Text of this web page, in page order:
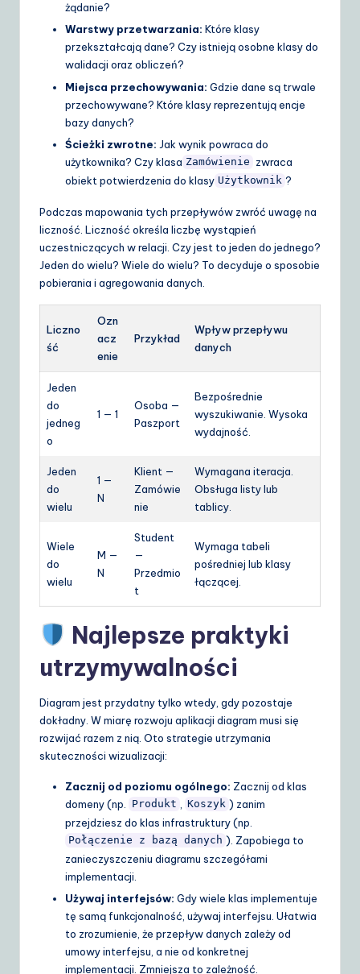
żądanie?
Warstwy przetwarzania: Które klasy
przekształcają dane? Czy istnieją osobne klasy do
walidacji oraz obliczeń?
Miejsca przechowywania: Gdzie dane są trwale
przechowywane? Które klasy reprezentują encje
bazy danych?
Ścieżki zwrotne: Jak wynik powraca do
użytkownika? Czy klasa Zamówienie zwraca
obiekt potwierdzenia do klasy Użytkownik ?
Podczas mapowania tych przepływów zwróć uwagę na
liczność. Liczność określa liczbę wystąpień
uczestniczących w relacji. Czy jest to jeden do jednego?
Jeden do wielu? Wiele do wielu? To decyduje o sposobie
pobierania i agregowania danych.
Liczno
ść
Ozn
acz
enie
Przykład
Wpływ przepływu
danych
Jeden
do
jedneg
o
1 — 1
Osoba —
Paszport
Bezpośrednie
wyszukiwanie. Wysoka
wydajność.
Jeden
do
wielu
1 —
N
Klient —
Zamówie
nie
Wymagana iteracja.
Obsługa listy lub
tablicy.
Wiele
do
wielu
M —
N
Student
—
Przedmio
t
Wymaga tabeli
pośredniej lub klasy
łączącej.
Najlepsze praktyki
utrzymywalności
Diagram jest przydatny tylko wtedy, gdy pozostaje
dokładny. W miarę rozwoju aplikacji diagram musi się
rozwijać razem z nią. Oto strategie utrzymania
skuteczności wizualizacji:
Zacznij od poziomu ogólnego: Zacznij od klas
domeny (np.
Produkt Koszyk ) zanim
przejdziesz do klas infrastruktury (np.
Połączenie z bazą danych ). Zapobiega to
zanieczyszczeniu diagramu szczegółami
implementacji.
Używaj interfejsów: Gdy wiele klas implementuje
tę samą funkcjonalność, używaj interfejsu. Ułatwia
to zrozumienie, że przepływ danych zależy od
umowy interfejsu, a nie od konkretnej
implementacji. Zmniejsza to zależność.